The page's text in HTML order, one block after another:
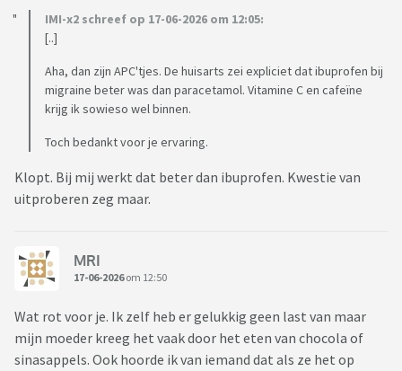
IMI-x2 schreef op 17-06-2026 om 12:05:
[..]
Aha, dan zijn APC'tjes. De huisarts zei expliciet dat ibuprofen bij
migraine beter was dan paracetamol. Vitamine C en cafeïne
krijg ik sowieso wel binnen.
Toch bedankt voor je ervaring.
Klopt. Bij mij werkt dat beter dan ibuprofen. Kwestie van
uitproberen zeg maar.
MRI
17-06-2026om 12:50
Wat rot voor je. Ik zelf heb er gelukkig geen last van maar
mijn moeder kreeg het vaak door het eten van chocola of
sinasappels. Ook hoorde ik van iemand dat als ze het op